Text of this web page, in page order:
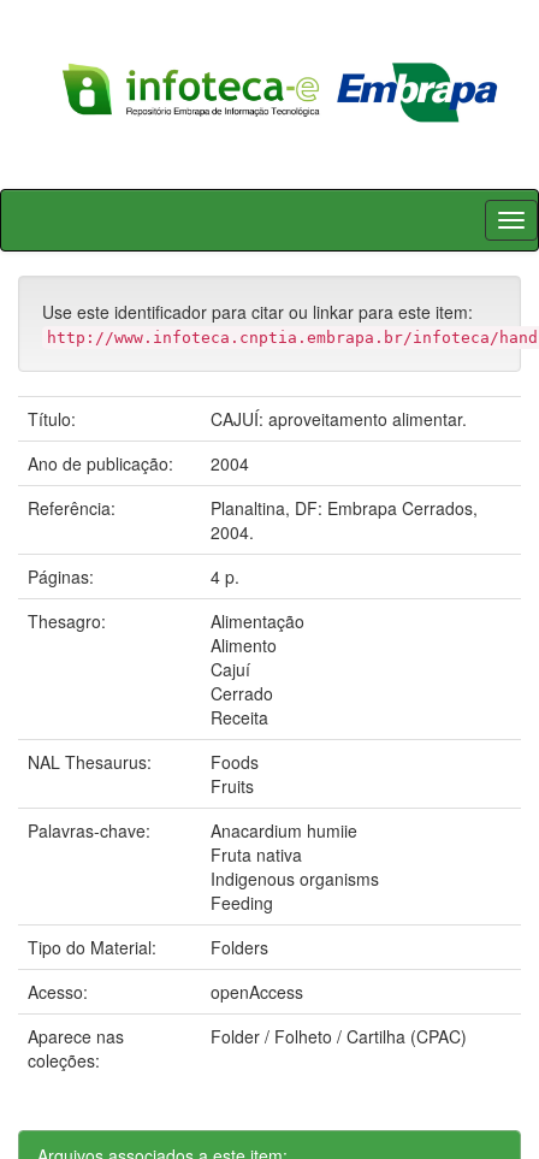
Skip
Use este identificador para citar ou linkar para este item:
http://www.infoteca.cnptia.embrapa.br/infoteca/
Título:
CAJUÍ: aproveitamento alimentar.
Ano de publicação:
2004
Referência:
Planaltina, DF: Embrapa Cerrados,
2004.
Páginas:
4 p.
Thesagro:
Alimentação
Alimento
Cajuí
Cerrado
Receita
NAL Thesaurus:
Foods
Fruits
Palavras-chave:
Anacardium humiie
Fruta nativa
Indigenous organisms
Feeding
Tipo do Material:
Folders
Acesso:
openAccess
Aparece nas
coleções:
Folder / Folheto / Cartilha (CPAC)